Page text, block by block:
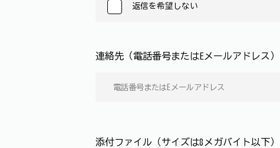
返信を希望しない
連絡先（電話番号またはEメールアドレス）
添付ファイル（サイズは8メガバイト以下）